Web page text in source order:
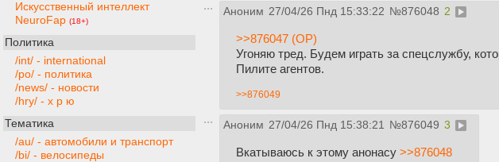
Искусственный интеллект
NeuroFap (18+)
Политика
/int/ - international
/po/ - политика
/news/ - новости
/hry/ - х р ю
Тематика
/au/ - автомобили и транспорт
/bi/ - велосипеды
Аноним 27/04/26 Пнд 15:33:22 №876048 2
>>876047 (OP)
Угоняю тред. Будем играть за спецслужбу,
Пилите агентов.
>>876049
Аноним 27/04/26 Пнд 15:38:21 №876049 3
Вкатываюсь к этому анонасу >>876048